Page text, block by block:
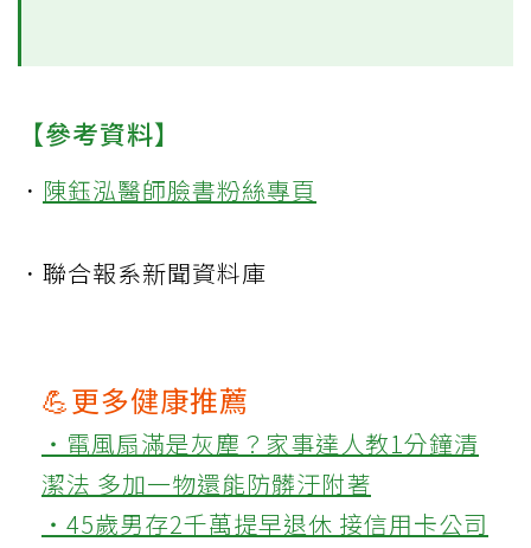
【參考資料】
． 陳鈺泓醫師臉書粉絲專頁
．聯合報系新聞資料庫
💪更多健康推薦
‧電風扇滿是灰塵？家事達人教1分鐘清
潔法 多加一物還能防髒汙附著
‧45歲男存2千萬提早退休 接信用卡公司